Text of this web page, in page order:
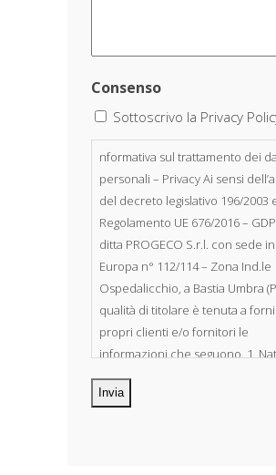
Consenso
Sottoscrivo la Privacy
nformativa sul trattamento dei
personali – Privacy Ai sensi
del decreto legislativo 196/2003
Regolamento UE 676/2016 –
ditta PROGECO S.r.l. con sede
Europa n° 112/114 – Zona Ind.le
Ospedalicchio, a Bastia Umbra
qualità di titolare è tenuta a
propri clienti e/o fornitori le
informazioni che seguono. 1.
dei dati personali Costituiscono
oggetto di trattamento i Suoi dati